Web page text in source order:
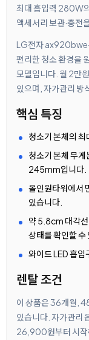
최대 흡입력 280W
액세서리 보관·충전
LG전자
편리한 청소 환경을
모델입니다. 월 2만
있으며, 자가관리 방
핵심 특징
청소기 본체의
청소기 본체 무
245mm입니다.
올인원타워에서
있습니다.
약 5.8cm 대각선
상태를 확인할 수
와이드 LED 흡입
렌탈 조건
이 상품은 36개월,
있습니다. 자가관리
26,900원부터 시작